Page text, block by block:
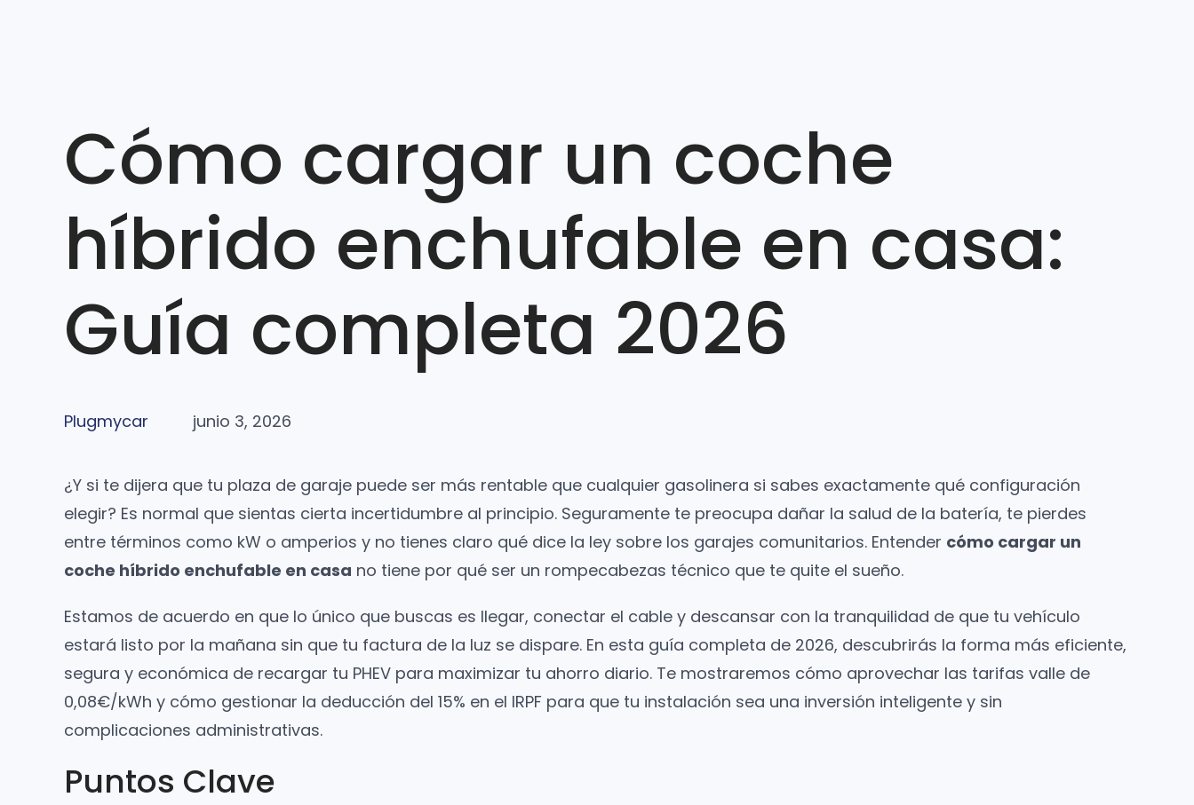
Cómo cargar un coche
híbrido enchufable en casa:
Guía completa 2026
Plugmycar junio 3, 2026
¿Y si te dijera que tu plaza de garaje puede ser más rentable que cualquier gasolinera si sabes exactamente qué configuración
elegir? Es normal que sientas cierta incertidumbre al principio. Seguramente te preocupa dañar la salud de la batería, te pierdes
entre términos como kW o amperios y no tienes claro qué dice la ley sobre los garajes comunitarios. Entender cómo cargar un
coche híbrido enchufable en casa no tiene por qué ser un rompecabezas técnico que te quite el sueño.
Estamos de acuerdo en que lo único que buscas es llegar, conectar el cable y descansar con la tranquilidad de que tu vehículo
estará listo por la mañana sin que tu factura de la luz se dispare. En esta guía completa de 2026, descubrirás la forma más eficiente,
segura y económica de recargar tu PHEV para maximizar tu ahorro diario. Te mostraremos cómo aprovechar las tarifas valle de
0,08€/kWh y cómo gestionar la deducción del 15% en el IRPF para que tu instalación sea una inversión inteligente y sin
complicaciones administrativas.
Puntos Clave